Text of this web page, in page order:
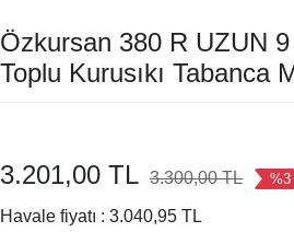
Özkursan 380 R UZUN
Toplu Kurusıkı Tabanca
3.201,00 TL 3.300,00 TL %3
Havale fiyatı : 3.040,95 TL